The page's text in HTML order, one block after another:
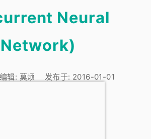
Neural
Network)
编辑: 莫烦 发布于: 2016-01-01